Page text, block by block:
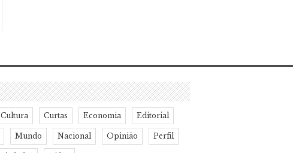
Cultura Curtas Economia Editorial
Mundo Nacional Opinião Perfil